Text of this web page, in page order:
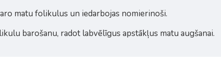
matu folikulus un iedarbojas nomierinoši.
barošanu, radot labvēlīgus apstākļus matu augšanai.